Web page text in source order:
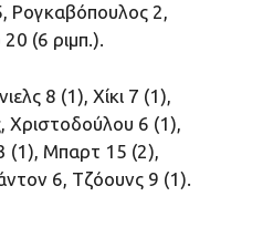
Ρογκαβόπουλος 2,
(6 ριμπ.).
8 (1), Χίκι 7 (1),
Χριστοδούλου 6 (1),
(1), Μπαρτ 15 (2),
6, Τζόουνς 9 (1).